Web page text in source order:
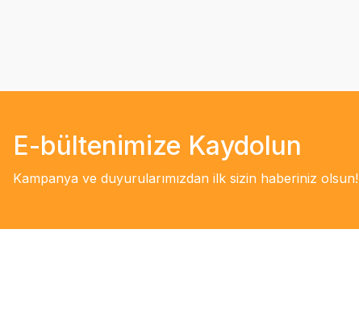
E-bültenimize Kaydolun
Kampanya ve duyurularımızdan ilk sizin haberiniz olsun!